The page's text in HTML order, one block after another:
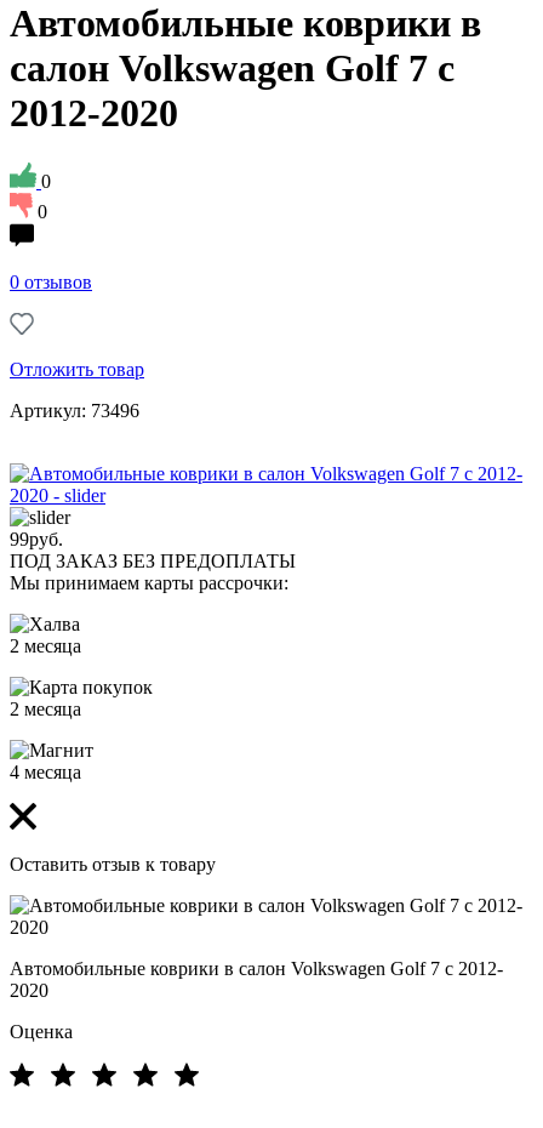
Автомобильные коврики в
салон Volkswagen Golf 7 c
2012-2020
0
0
0 отзывов
Отложить товар
Артикул: 73496
99руб.
ПОД ЗАКАЗ БЕЗ ПРЕДОПЛАТЫ
Мы принимаем карты рассрочки:
2 месяца
2 месяца
4 месяца
Оставить отзыв к товару
Автомобильные коврики в салон Volkswagen Golf 7 c 2012-
2020
Оценка